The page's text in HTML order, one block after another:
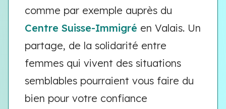
comme par exemple auprès du
Centre Suisse-Immigré en Valais. Un
partage, de la solidarité entre
femmes qui vivent des situations
semblables pourraient vous faire du
bien pour votre confiance